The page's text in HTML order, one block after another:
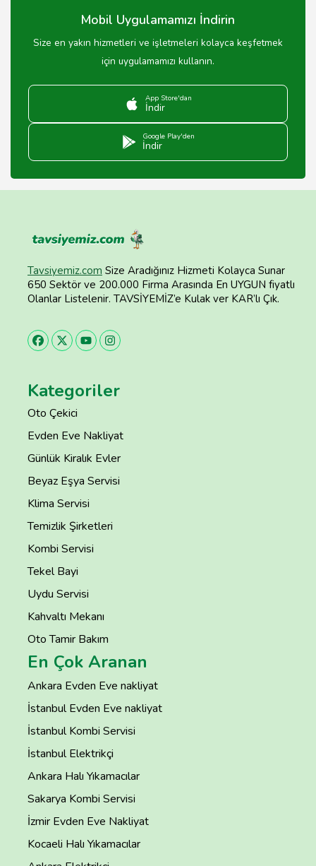
Mobil Uygulamamızı İndirin
Size en yakın hizmetleri ve işletmeleri kolayca keşfetmek
için uygulamamızı kullanın.
App Store'dan
İndir
Google Play'den
İndir
Tavsiyemiz.com Size Aradığınız Hizmeti Kolayca Sunar
650 Sektör ve 200.000 Firma Arasında En UYGUN fiyatlı
Olanlar Listelenir. TAVSİYEMİZ’e Kulak ver KAR’lı Çık.
Kategoriler
Oto Çekici
Evden Eve Nakliyat
Günlük Kiralık Evler
Beyaz Eşya Servisi
Klima Servisi
Temizlik Şirketleri
Kombi Servisi
Tekel Bayi
Uydu Servisi
Kahvaltı Mekanı
Oto Tamir Bakım
En Çok Aranan
Ankara Evden Eve nakliyat
İstanbul Evden Eve nakliyat
İstanbul Kombi Servisi
İstanbul Elektrikçi
Ankara Halı Yıkamacılar
Sakarya Kombi Servisi
İzmir Evden Eve Nakliyat
Kocaeli Halı Yıkamacılar